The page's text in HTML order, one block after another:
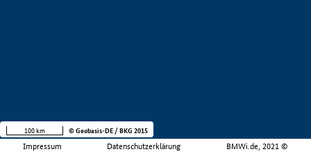
Impressum Datenschutzerklärung BMWi.de, 2021 ©
100 km © Geobasis-DE / BKG 2015